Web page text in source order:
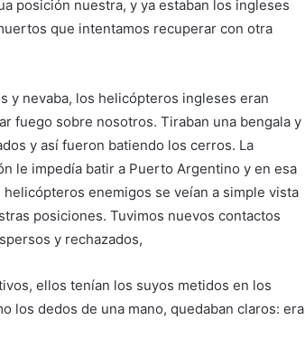
posición nuestra, y ya estaban los ingleses
que intentamos recuperar con otra
y nevaba, los helicópteros ingleses eran
fuego sobre nosotros. Tiraban una bengala y
y así fueron batiendo los cerros. La
le impedía batir a Puerto Argentino y en esa
enemigos se veían a simple vista
posiciones. Tuvimos nuevos contactos
y rechazados,
ellos tenían los suyos metidos en los
los dedos de una mano, quedaban claros: era